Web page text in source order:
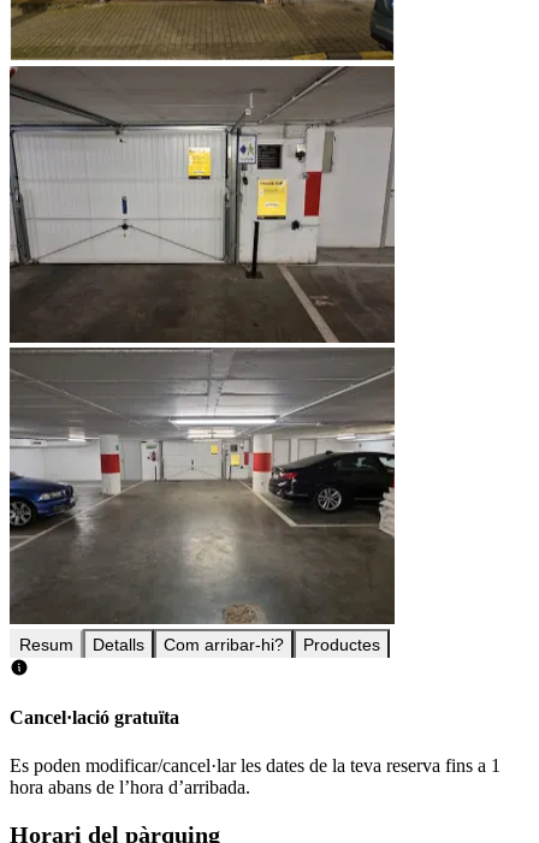
Resum Detalls Com arribar-hi? Productes
Cancel·lació gratuïta
Es poden modificar/cancel·lar les dates de la teva reserva fins a 1
hora abans de l’hora d’arribada.
Horari del pàrquing